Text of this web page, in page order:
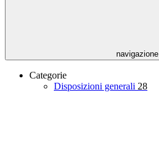
navigazione
Categorie
Disposizioni generali 28